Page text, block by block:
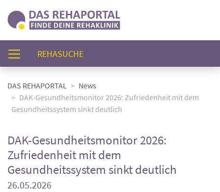
REHASUCHE(AKTUELL)
DAS REHAPORTAL
News
DAK-Gesundheitsmonitor 2026: Zufriedenheit mit dem
Gesundheitssystem sinkt deutlich
DAK-Gesundheitsmonitor 2026:
Zufriedenheit mit dem
Gesundheitssystem sinkt deutlich
26.05.2026